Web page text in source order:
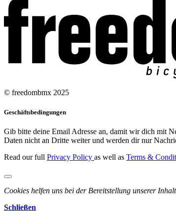
© freedombmx 2025
Geschäftsbedingungen
Gib bitte deine Email Adresse an, damit wir dich mit
Daten nicht an Dritte weiter und werden dir nur
Read our full Privacy Policy as well as Terms &
Cookies helfen uns bei der Bereitstellung unserer
Schließen